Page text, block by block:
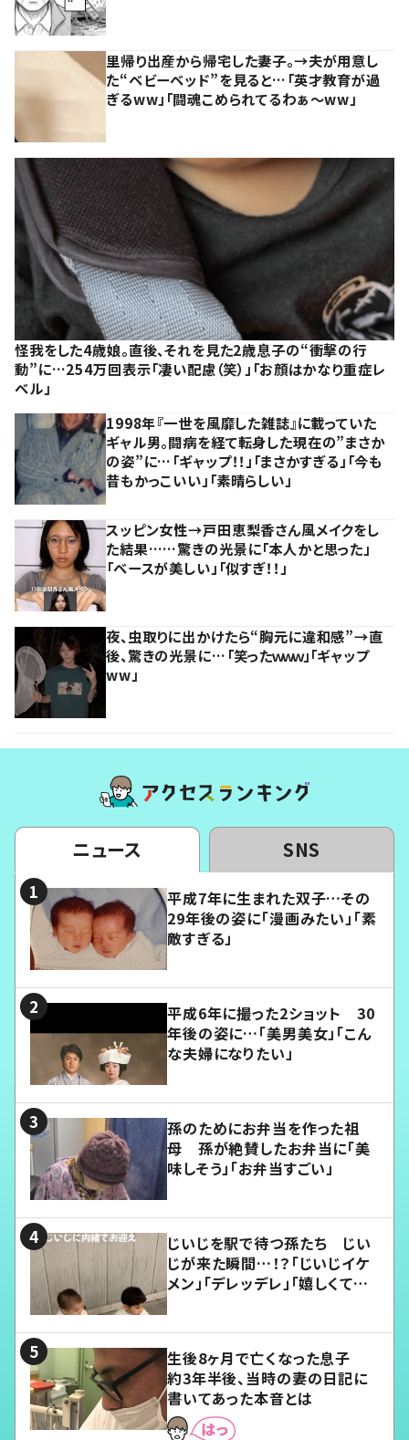
里帰り出産から帰宅した妻子。→夫が用意し
た“ベビーベッド”を見ると…「英才教育が過
ぎるww」「闘魂こめられてるわぁ～ww」
怪我をした4歳娘。直後、それを見た2歳息子の“衝撃の行
動”に…254万回表示「凄い配慮（笑）」「お顔はかなり重症レ
ベル」
1998年『一世を風靡した雑誌』に載っていた
ギャル男。闘病を経て転身した現在の”まさか
の姿”に…「ギャップ！！」「まさかすぎる」「今も
昔もかっこいい」「素晴らしい」
スッピン女性→戸田恵梨香さん風メイクをし
た結果……驚きの光景に「本人かと思った」
「ベースが美しい」「似すぎ！！」
夜、虫取りに出かけたら“胸元に違和感”→直
後、驚きの光景に…「笑ったｗｗｗ」「ギャップ
ww」
ニュース SNS
平成7年に生まれた双子…その
29年後の姿に「漫画みたい」「素
敵すぎる」
平成6年に撮った2ショット 30
年後の姿に…「美男美女」「こん
な夫婦になりたい」
孫のためにお弁当を作った祖
母 孫が絶賛したお弁当に「美
味しそう」「お弁当すごい」
じいじを駅で待つ孫たち じい
じが来た瞬間…！？「じいじイケ
メン」「デレッデレ」「嬉しくて可
生後8ヶ月で亡くなった息子
約3年半後、当時の妻の日記に
書いてあった本音とは